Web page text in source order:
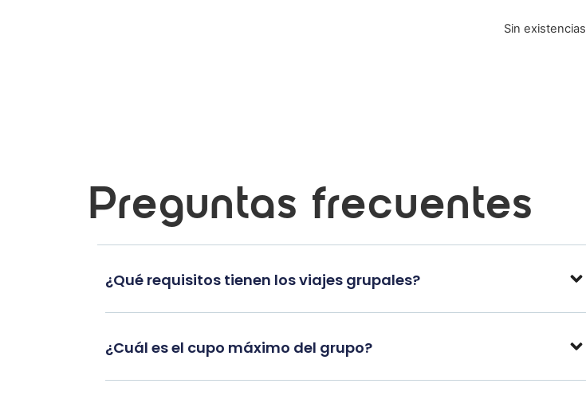
Sin existencias
Preguntas frecuentes
¿Qué requisitos tienen los viajes grupales?
¿Cuál es el cupo máximo del grupo?